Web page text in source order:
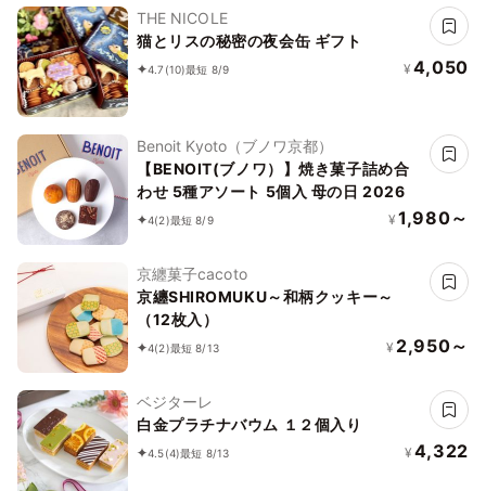
THE NICOLE
猫とリスの秘密の夜会缶 ギフト
4.7 (10)最短 8/9 ¥ 4,050
Benoit Kyoto（ブノワ京都）
【BENOIT(ブノワ）】焼き菓子詰め合
わせ 5種アソート 5個入 母の日 2026
4(2)最短 8/9 ¥ 1,980～
京纏菓子cacoto
京纏SHIROMUKU～和柄クッキー～
（12枚入）
4(2)最短 8/13 ¥ 2,950～
ベジターレ
白金プラチナバウム １２個入り
4.5(4)最短 8/13 ¥ 4,322